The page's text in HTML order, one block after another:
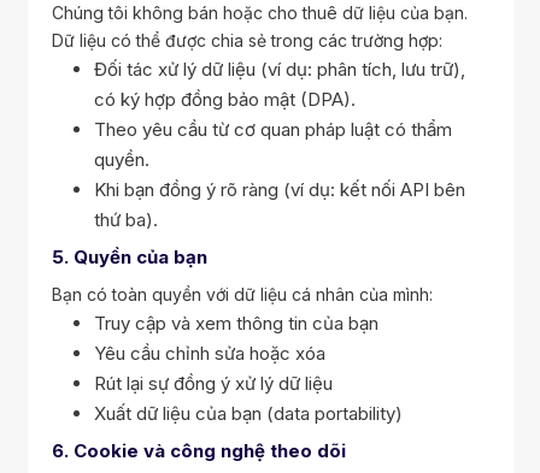
Chúng tôi không bán hoặc cho thuê dữ liệu của bạn.
Dữ liệu có thể được chia sẻ trong các trường hợp:
Đối tác xử lý dữ liệu (ví dụ: phân tích, lưu trữ),
có ký hợp đồng bảo mật (DPA).
Theo yêu cầu từ cơ quan pháp luật có thẩm
quyền.
Khi bạn đồng ý rõ ràng (ví dụ: kết nối API bên
thứ ba).
5. Quyền của bạn
Bạn có toàn quyền với dữ liệu cá nhân của mình:
Truy cập và xem thông tin của bạn
Yêu cầu chỉnh sửa hoặc xóa
Rút lại sự đồng ý xử lý dữ liệu
Xuất dữ liệu của bạn (data portability)
6. Cookie và công nghệ theo dõi